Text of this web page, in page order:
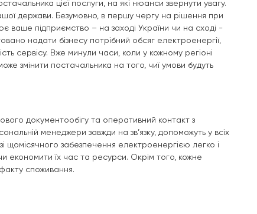
цієї послуги, на які нюанси звернути увагу.
держави. Безумовно, в першу чергу на рішення при
ваше підприємство – на заході України чи на сході -
надати бізнесу потрібний обсяг електроенергії,
сервісу. Вже минули часи, коли у кожному регіоні
змінити постачальника на того, чиї умови будуть
документообігу та оперативний контакт з
менеджери завжди на зв’язку, допоможуть у всіх
забезпечення електроенергією легко і
економити їх час та ресурси. Окрім того, кожне
споживання.